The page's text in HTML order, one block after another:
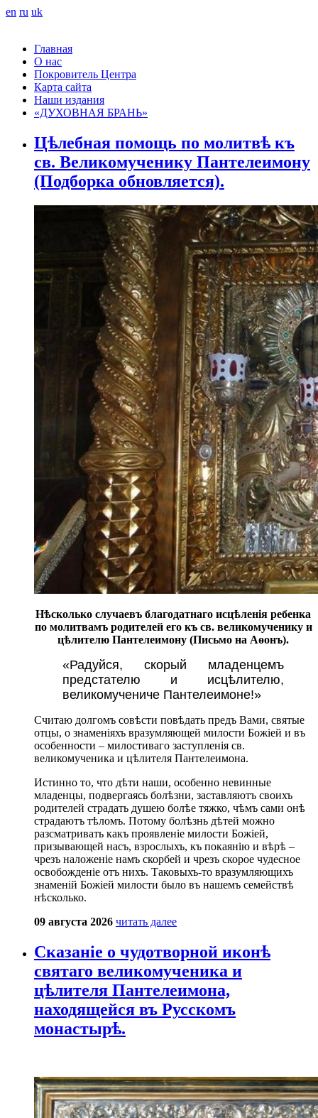
en ru uk
Главная
О нас
Покровитель Центра
Карта сайта
Наши издания
«ДУХОВНАЯ БРАНЬ»
Цѣлебная помощь по молитвѣ къ
св. Великомученику Пантелеимону
(Подборка обновляется).
Нѣсколько случаевъ благодатнаго исцѣленія ребенка
по молитвамъ родителей его къ св. великомученику и
цѣлителю Пантелеимону (Письмо на Аѳонъ).
«Радуйся, скорый младенцемъ
предстателю и исцѣлителю,
великомучениче Пантелеимоне!»
Считаю долгомъ совѣсти повѣдать предъ Вами, святые
отцы, о знаменіяхъ вразумляющей милости Божіей и въ
особенности – милостиваго заступленія св.
великомученика и цѣлителя Пантелеимона.
Истинно то, что дѣти наши, особенно невинные
младенцы, подвергаясь болѣзни, заставляютъ своихъ
родителей страдать душею болѣе тяжко, чѣмъ сами онѣ
страдаютъ тѣломъ. Потому болѣзнь дѣтей можно
разсматривать какъ проявленіе милости Божіей,
призывающей насъ, взрослыхъ, къ покаянію и вѣрѣ –
чрезъ наложеніе намъ скорбей и чрезъ скорое чудесное
освобожденіе отъ нихъ. Таковыхъ-то вразумляющихъ
знаменій Божіей милости было въ нашемъ семействѣ
нѣсколько.
09 августа 2026 читать далее
Сказаніе о чудотворной иконѣ
святаго великомученика и
цѣлителя Пантелеимона,
находящейся въ Русскомъ
монастырѣ.